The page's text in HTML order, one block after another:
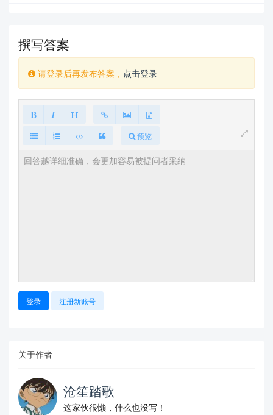
撰写答案
请登录后再发布答案， 点击登录
预览
登录 注册新账号
关于作者
沧笙踏歌
这家伙很懒，什么也没写！